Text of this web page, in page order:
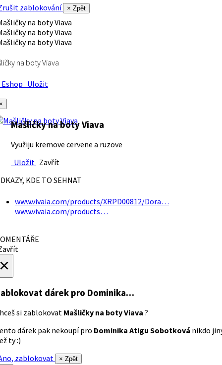
zablokování
× Zpět
na boty Viava
Uložit
Mašličky na boty Viava
Využiju kremove cervene a ruzove
Uložit Zavřít
KDE TO SEHNAT
www.vivaia.com/products/XRPD00812/Dora…
www.vivaia.com/products…
dárek pro Dominika…
si zablokovat Mašličky na boty Viava ?
dárek pak nekoupí pro Dominika Atigu Sobotková nikdo
ty :)
zablokovat
× Zpět